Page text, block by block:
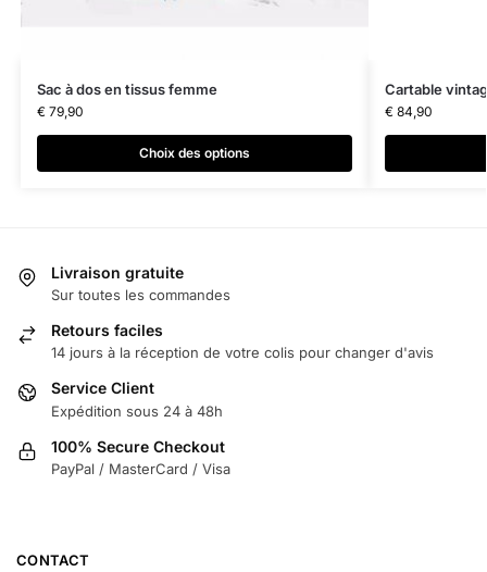
Sac à dos en tissus femme
€79,90
Choix des options
Cartable
€84,90
Livraison gratuite
Sur toutes les commandes
Retours faciles
14 jours à la réception de votre colis pour changer d'avis
Service Client
Expédition sous 24 à 48h
100% Secure Checkout
PayPal / MasterCard / Visa
CONTACT